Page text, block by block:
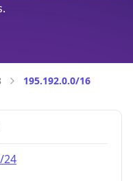
195.192.0.0/16
24